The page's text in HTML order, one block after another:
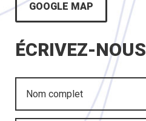
GOOGLE MAP
ÉCRIVEZ-NOUS